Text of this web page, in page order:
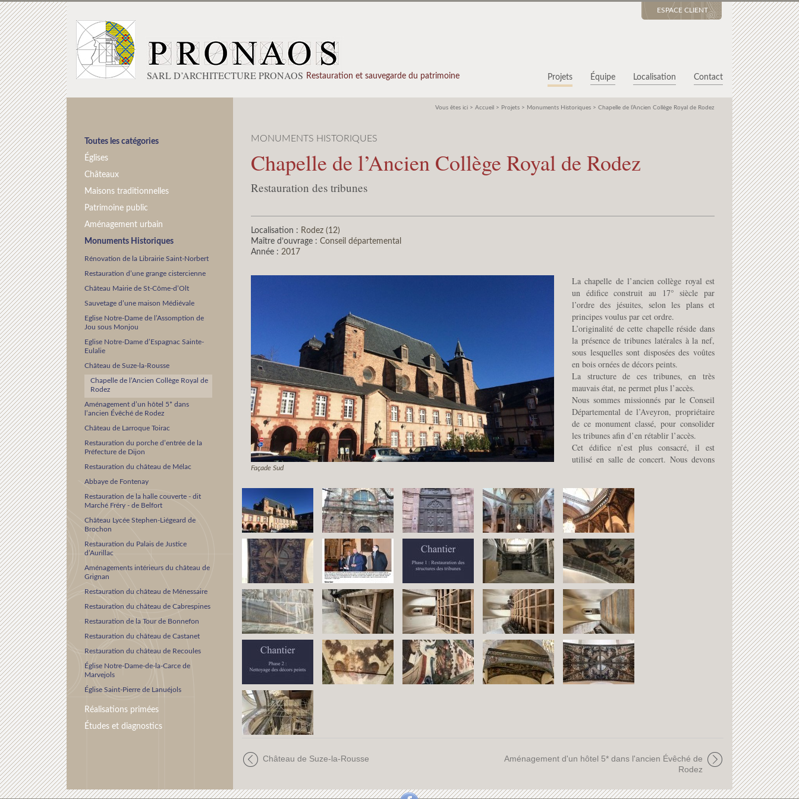
ESPACE CLIENT
SARL D’ARCHITECTURE PRONAOS Restauration et sauvegarde du patrimoine Projets Équipe Localisation Contact
Toutes les catégories
Églises
Châteaux
Maisons traditionnelles
Patrimoine public
Aménagement urbain
Monuments Historiques
Rénovation de la Librairie Saint-Norbert
Restauration d’une grange cistercienne
Château Mairie de St-Côme-d’Olt
Sauvetage d’une maison Médiévale
Eglise Notre-Dame de l’Assomption de
Jou sous Monjou
Eglise Notre-Dame d’Espagnac Sainte-
Eulalie
Château de Suze-la-Rousse
Chapelle de l’Ancien Collège Royal de
Rodez
Aménagement d’un hôtel 5* dans
l’ancien Évêché de Rodez
Château de Larroque Toirac
Restauration du porche d’entrée de la
Préfecture de Dijon
Restauration du château de Mélac
Abbaye de Fontenay
Restauration de la halle couverte - dit
Marché Fréry - de Belfort
Château Lycée Stephen-Liégeard de
Brochon
Restauration du Palais de Justice
d’Aurillac
Aménagements intérieurs du château de
Grignan
Restauration du château de Ménessaire
Restauration du château de Cabrespines
Restauration de la Tour de Bonnefon
Restauration du château de Castanet
Restauration du château de Recoules
Église Notre-Dame-de-la-Carce de
Marvejols
Église Saint-Pierre de Lanuéjols
Réalisations primées
Études et diagnostics
Vous êtes ici > Accueil > Projets > Monuments Historiques > Chapelle de l’Ancien Collège Royal de Rodez
MONUMENTS HISTORIQUES
Chapelle de l’Ancien Collège Royal de Rodez
Restauration des tribunes
Localisation : Rodez (12)
Maître d’ouvrage : Conseil départemental
Année : 2017
Façade Sud
La chapelle de l’ancien collège royal est
un édifice construit au 17° siècle par
l’ordre des jésuites, selon les plans et
principes voulus par cet ordre.
L’originalité de cette chapelle réside dans
la présence de tribunes latérales à la nef,
sous lesquelles sont disposées des voûtes
en bois ornées de décors peints.
La structure de ces tribunes, en très
mauvais état, ne permet plus l’accès.
Nous sommes missionnés par le Conseil
Départemental de l’Aveyron, propriétaire
de ce monument classé, pour consolider
les tribunes afin d’en rétablir l’accès.
Cet édifice n’est plus consacré, il est
utilisé en salle de concert. Nous devons
Aménagement d'un hôtel 5* dans l'ancien Évêché de
Rodez
Château de Suze-la-Rousse